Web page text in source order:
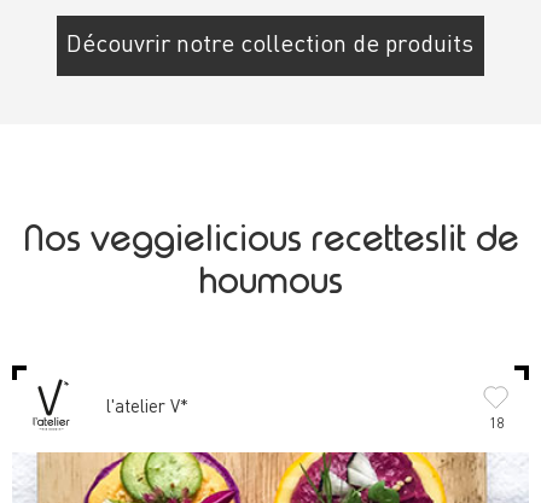
Découvrir notre collection de produits
Nos veggielicious recetteslit de
houmous
l'atelier V*
18